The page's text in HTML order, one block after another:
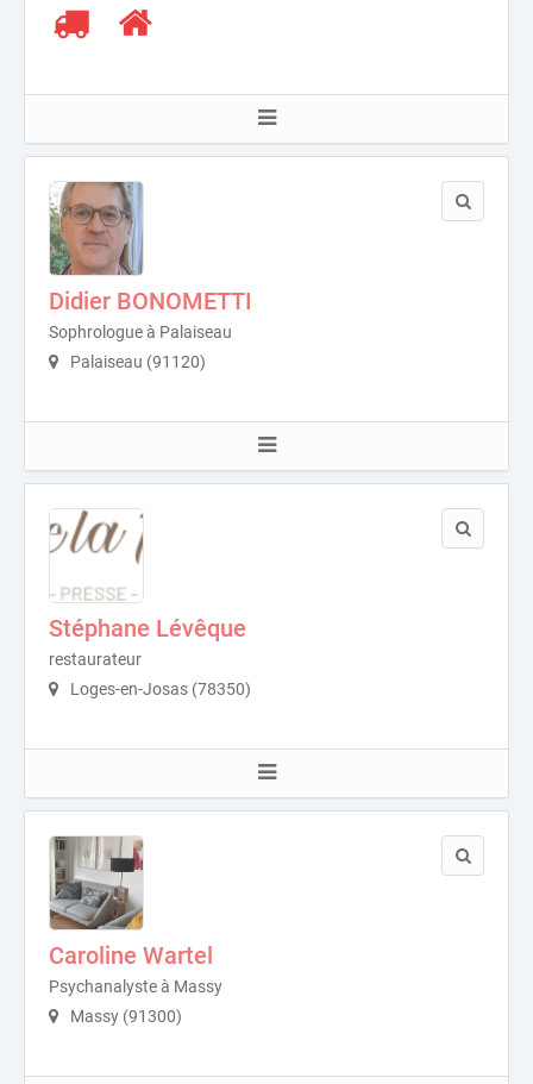
Didier BONOMETTI
Sophrologue à Palaiseau
Palaiseau (91120)
Stéphane Lévêque
restaurateur
Loges-en-Josas (78350)
Caroline Wartel
Psychanalyste à Massy
Massy (91300)